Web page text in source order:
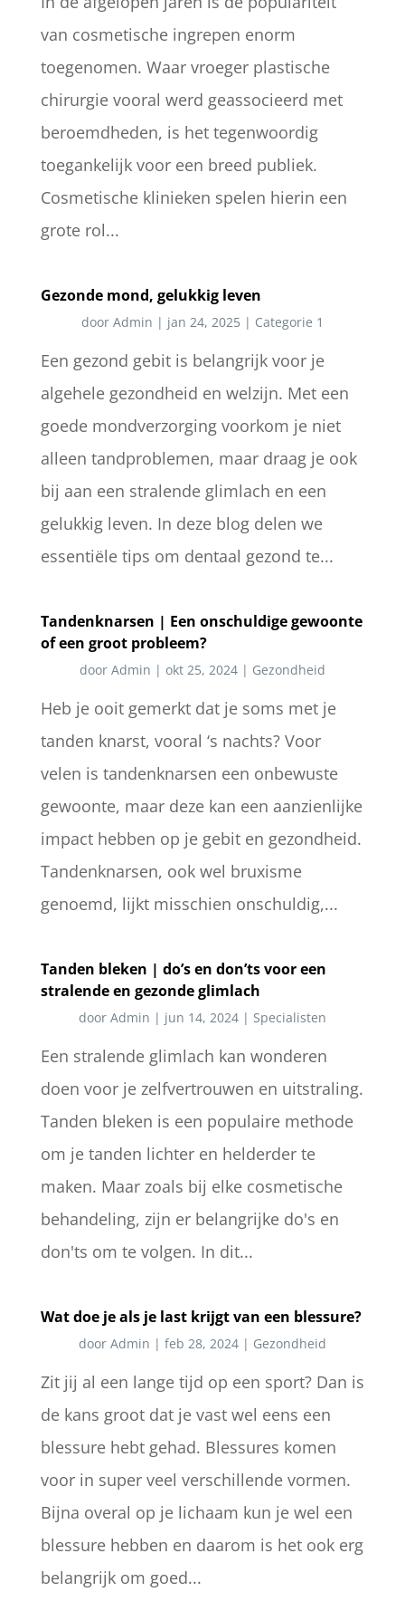
van cosmetische ingrepen enorm
toegenomen. Waar vroeger plastische
chirurgie vooral werd geassocieerd met
beroemdheden, is het tegenwoordig
toegankelijk voor een breed publiek.
Cosmetische klinieken spelen hierin een
grote rol...
Gezonde mond, gelukkig leven
door Admin | jan 24, 2025 | Categorie 1
Een gezond gebit is belangrijk voor je
algehele gezondheid en welzijn. Met een
goede mondverzorging voorkom je niet
alleen tandproblemen, maar draag je ook
bij aan een stralende glimlach en een
gelukkig leven. In deze blog delen we
essentiële tips om dentaal gezond te...
Tandenknarsen | Een onschuldige gewoonte
of een groot probleem?
door Admin | okt 25, 2024| Gezondheid
Heb je ooit gemerkt dat je soms met je
tanden knarst, vooral ‘s nachts? Voor
velen is tandenknarsen een onbewuste
gewoonte, maar deze kan een aanzienlijke
impact hebben op je gebit en gezondheid.
Tandenknarsen, ook wel bruxisme
genoemd, lijkt misschien onschuldig,...
Tanden bleken | do’s en don’ts voor een
stralende en gezonde glimlach
door Admin | jun 14, 2024| Specialisten
Een stralende glimlach kan wonderen
doen voor je zelfvertrouwen en uitstraling.
Tanden bleken is een populaire methode
om je tanden lichter en helderder te
maken. Maar zoals bij elke cosmetische
behandeling, zijn er belangrijke do's en
don'ts om te volgen. In dit...
Wat doe je als je last krijgt van een blessure?
door Admin | feb 28, 2024| Gezondheid
Zit jij al een lange tijd op een sport? Dan is
de kans groot dat je vast wel eens een
blessure hebt gehad. Blessures komen
voor in super veel verschillende vormen.
Bijna overal op je lichaam kun je wel een
blessure hebben en daarom is het ook erg
belangrijk om goed...